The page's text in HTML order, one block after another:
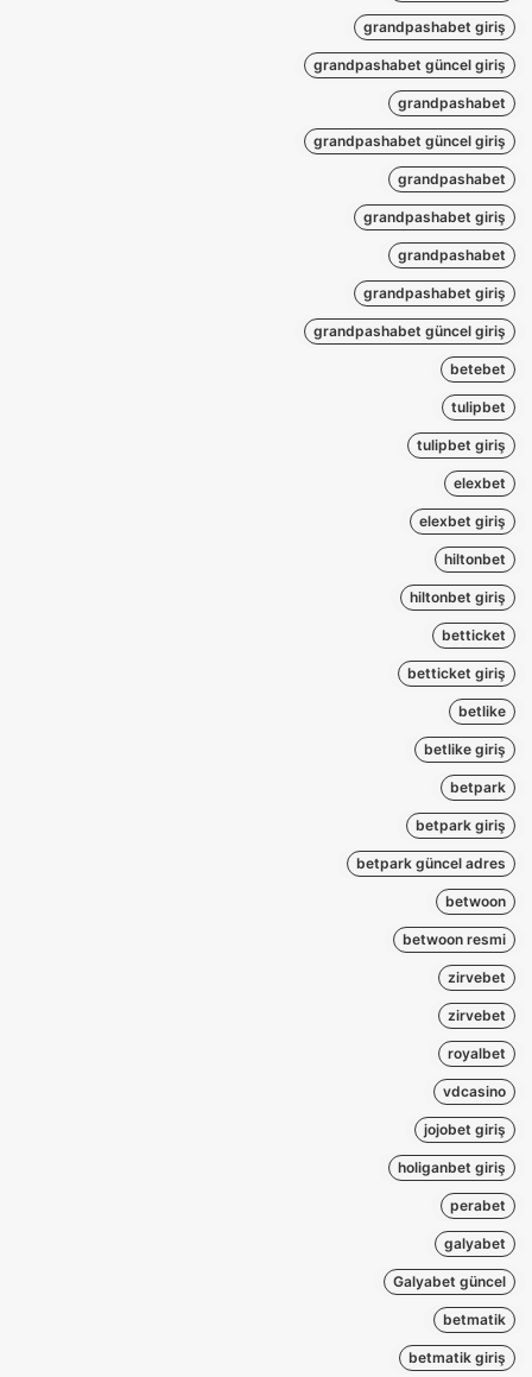
grandpashabet giriş
grandpashabet güncel giriş
grandpashabet
grandpashabet güncel giriş
grandpashabet
grandpashabet giriş
grandpashabet
grandpashabet giriş
grandpashabet güncel giriş
betebet
tulipbet
tulipbet giriş
elexbet
elexbet giriş
hiltonbet
hiltonbet giriş
betticket
betticket giriş
betlike
betlike giriş
betpark
betpark giriş
betpark güncel adres
betwoon
betwoon resmi
zirvebet
zirvebet
royalbet
vdcasino
jojobet giriş
holiganbet giriş
perabet
galyabet
Galyabet güncel
betmatik
betmatik giriş